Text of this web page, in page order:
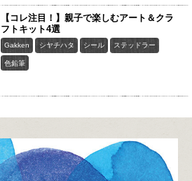
【コレ注目！】親子で楽しむアート＆クラ
フトキット4選
Gakken シヤチハタ シール ステッドラー
色鉛筆